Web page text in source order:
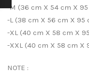
-M (36 cm X 54 cm X
-L (38 cm X 56 cm X 95
-XL (40 cm X 58 cm X
-XXL (40 cm X 58 cm X
NOTE :